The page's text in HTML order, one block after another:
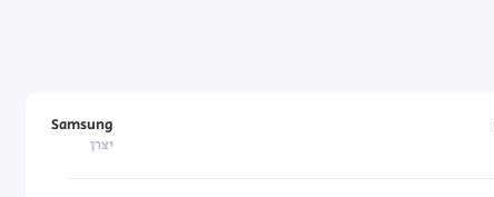
Samsung
יצרן